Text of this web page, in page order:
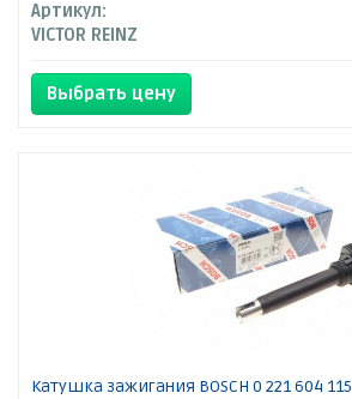
Артикул:
VICTOR REINZ
Выбрать цену
Катушка зажигания BOSCH 0 221 604 115